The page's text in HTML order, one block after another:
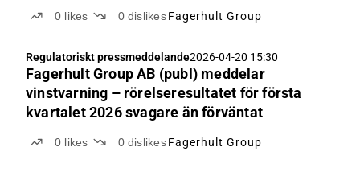
0 likes 0 dislikes Fagerhult Group
Regulatoriskt pressmeddelande2026-04-20 15:30
Fagerhult Group AB (publ) meddelar
vinstvarning – rörelseresultatet för första
kvartalet 2026 svagare än förväntat
0 likes 0 dislikes Fagerhult Group